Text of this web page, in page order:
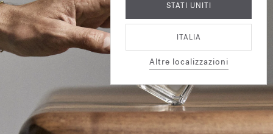
STATI UNITI
ITALIA
Altre localizzazioni